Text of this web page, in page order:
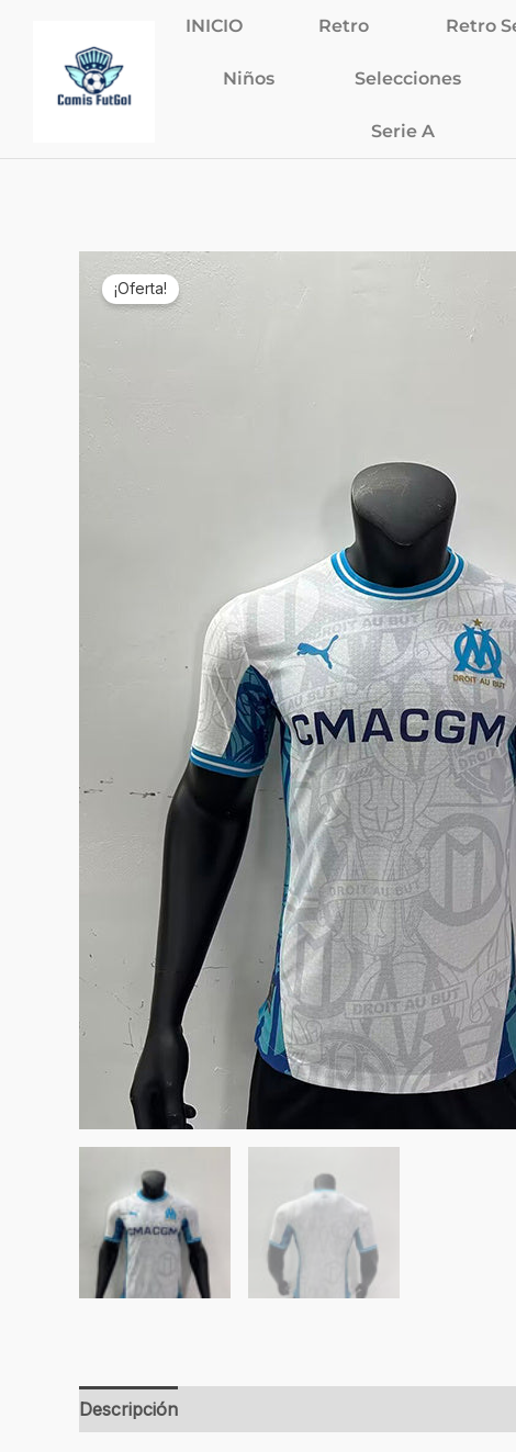
contenido
INICIO Retro Retro
Niños Selecciones
Serie A
¡Oferta!
Descripción